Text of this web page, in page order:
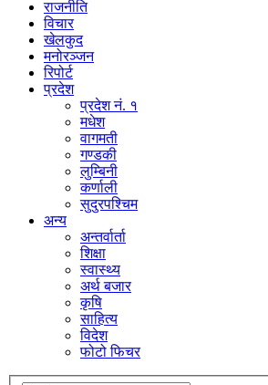
राजनीति
विचार
खेलकुद
मनोरञ्जन
रिपोर्ट
प्रदेश
प्रदेश नं. १
मधेश
वागमती
गण्डकी
लुम्बिनी
कर्णाली
सुदुरपश्चिम
अन्य
अन्तर्वार्ता
शिक्षा
स्वास्थ्य
अर्थ बजार
कृषि
साहित्य
विदेश
फोटो फिचर